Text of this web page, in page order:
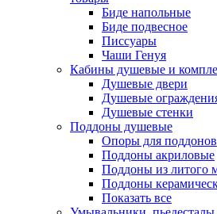
Биде напольные
Биде подвесное
Писсуары
Чаши Генуя
Кабины душевые и
Душевые двери
Душевые
Душевые стенки
Поддоны душевые
Опоры для поддонов
Поддоны акриловые
Поддоны из литого
Поддоны
Показать все